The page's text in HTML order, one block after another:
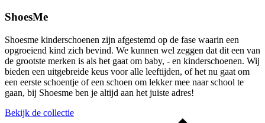
ShoesMe
Shoesme kinderschoenen zijn afgestemd op de fase waarin een
opgroeiend kind zich bevind. We kunnen wel zeggen dat dit een van
de grootste merken is als het gaat om baby, - en kinderschoenen. Wij
bieden een uitgebreide keus voor alle leeftijden, of het nu gaat om
een eerste schoentje of een schoen om lekker mee naar school te
gaan, bij Shoesme ben je altijd aan het juiste adres!
Bekijk de collectie